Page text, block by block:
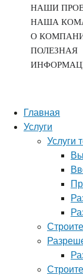
НАШИ
НАША
О
ПОЛЕЗНАЯ
Главная
Услуги
Услуги